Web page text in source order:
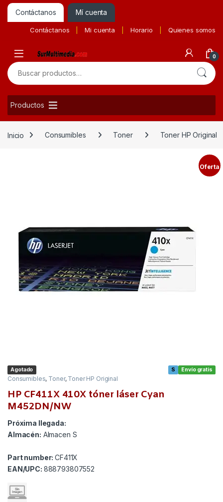
Contáctanos Mí cuenta
Contáctanos Mi cuenta Horario Quienes somos
0
Buscar por:
Productos
Inicio Consumibles Toner Toner HP Original
Envío gratis
S
Agotado
Oferta
Consumibles, Toner, Toner HP Original
HP CF411X 410X tóner láser Cyan
M452DN/NW
Próxima llegada:
Almacén: Almacen S
Part number:CF411X
EAN/UPC: 888793807552